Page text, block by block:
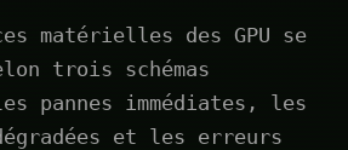
matérielles des GPU se
trois schémas
pannes immédiates, les
et les erreurs